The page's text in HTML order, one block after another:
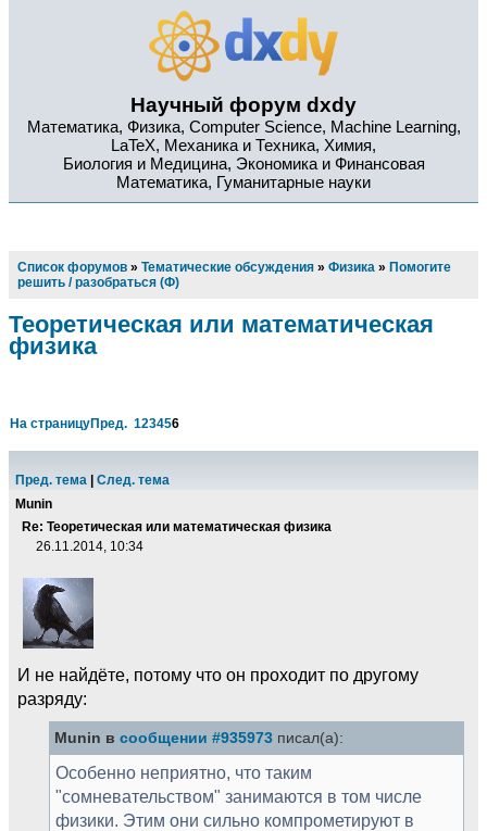
Научный форум dxdy
Математика, Физика, Computer Science, Machine Learning,
LaTeX, Механика и Техника, Химия,
Биология и Медицина, Экономика и Финансовая
Математика, Гуманитарные науки
Список форумов » Тематические обсуждения » Физика » Помогите
решить / разобраться (Ф)
Теоретическая или математическая
физика
На страницуПред. 123456
Пред. тема
След. тема
Munin
Re: Теоретическая или математическая физика
26.11.2014, 10:34
И не найдёте, потому что он проходит по другому
разряду:
Munin всообщении #935973 писал(а):
Особенно неприятно, что таким
"сомневательством" занимаются в том числе
физики. Этим они сильно компрометируют в